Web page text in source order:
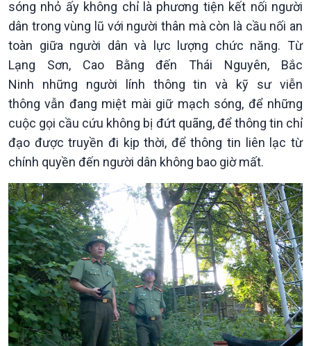
Xã hội
Tin Đời sống & Xã hội
360 độ Sức khỏe
Chuyển đổi Xanh
Tài nguyên và Môi trường
Chuyên gia của bạn
Xã hội chuyển động
Bước chân đến trường
Khoa học & Công nghệ
Tin Khoa học & Công nghệ
Kết nối công nghệ
Sống chung với biến đổi
khí hậu
sóng nhỏ ấy không chỉ là phương tiện kết nối người
dân trong vùng lũ với người thân mà còn là cầu nối an
toàn giữa người dân và lực lượng chức năng. Từ
Lạng Sơn, Cao Bằng đến Thái Nguyên, Bắc
Ninh những người lính thông tin và kỹ sư viễn
thông vẫn đang miệt mài giữ mạch sóng, để những
cuộc gọi cầu cứu không bị đứt quãng, để thông tin chỉ
đạo được truyền đi kịp thời, để thông tin liên lạc từ
chính quyền đến người dân không bao giờ mất.